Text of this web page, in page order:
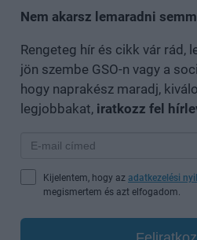
Nem akarsz lemaradni
Rengeteg hír és cikk vár rád,
jön szembe GSO-n vagy a
hogy naprakész maradj,
legjobbakat, iratkozz fel
Kijelentem, hogy az adatkezelési
megismertem és azt elfogadom.